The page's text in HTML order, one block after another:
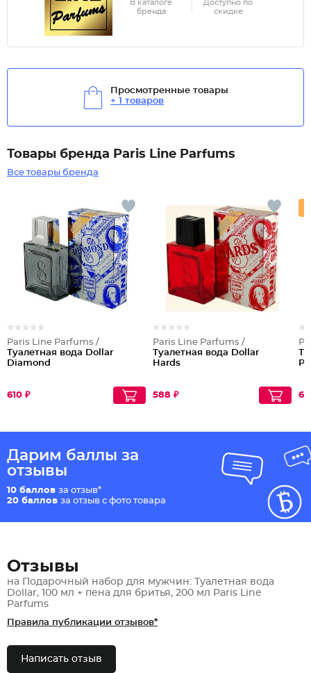
В каталоге
бренда
Доступно по
скидке
Просмотренные товары
+ 1 товаров
Товары бренда Paris Line Parfums
Все товары бренда
Paris Line Parfums /
Туалетная вода Dollar
Diamond
610 ₽
Paris Line Parfums /
Туалетная вода Dollar
Hards
588 ₽
Дарим баллы за
отзывы
10 баллов за отзыв*
20 баллов за отзыв с фото товара
Отзывы
на Подарочный набор для мужчин: Туалетная вода
Dollar, 100 мл + пена для бритья, 200 мл Paris Line
Parfums
Правила публикации отзывов*
Написать отзыв